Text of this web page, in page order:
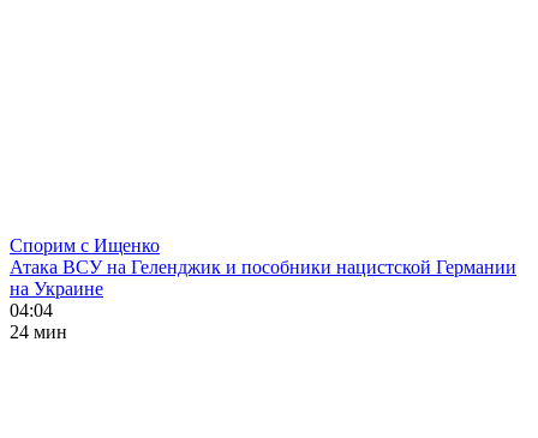
Спорим с Ищенко
Атака ВСУ на Геленджик и пособники нацистской Германии
на Украине
04:04
24 мин